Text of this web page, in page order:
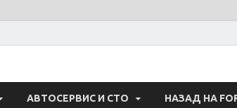
АВТОСЕРВИС И СТО НАЗАД НА